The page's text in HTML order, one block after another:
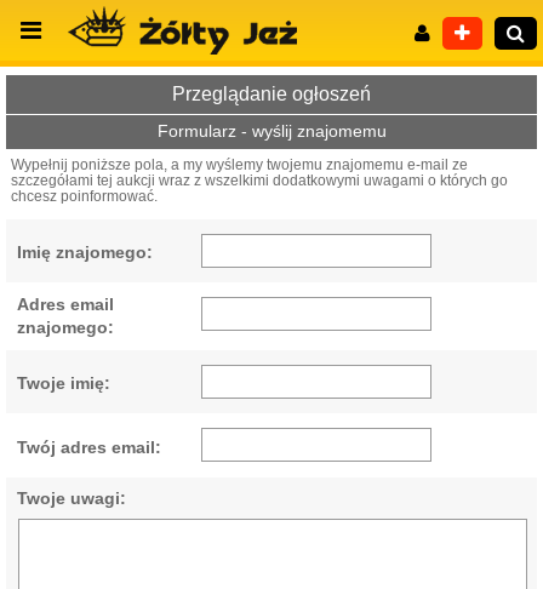
Wyszukiwanie zaawansowane
Przeglądanie ogłoszeń
Formularz - wyślij znajomemu
Wypełnij poniższe pola, a my wyślemy twojemu znajomemu e-mail ze
szczegółami tej aukcji wraz z wszelkimi dodatkowymi uwagami o których go
chcesz poinformować.
Imię znajomego:
Adres email
znajomego:
Twoje imię:
Twój adres email:
Twoje uwagi: